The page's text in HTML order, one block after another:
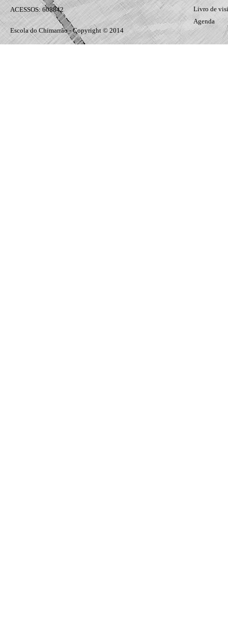
ACESSOS: 608842
Escola do Chimarrão - Copyright © 2014
Livro de
Agenda